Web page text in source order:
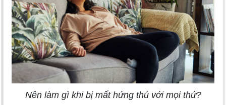
Nên làm gì khi bị mất hứng thú với mọi thứ?